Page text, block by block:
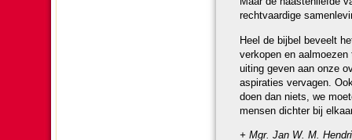
recht­vaar­dige
Heel de bijbel beveelt
verkopen en
uiting geven aan onze
aspiraties vervagen.
doen dan niets, we
mensen dichter bij
+ Mgr. Jan W. M.